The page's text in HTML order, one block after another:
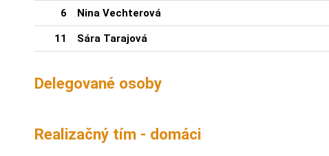
6 Nina Vechterová
11 Sára Tarajová
Delegované osoby
Realizačný tím - domáci